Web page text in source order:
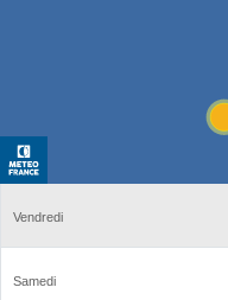
Vendredi
Samedi